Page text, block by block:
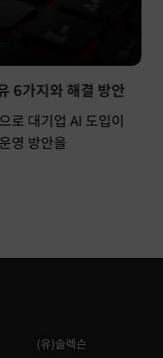
6가지와 해결 방안
로 대기업 AI 도입이
영 방안을
(유)슬렉슨